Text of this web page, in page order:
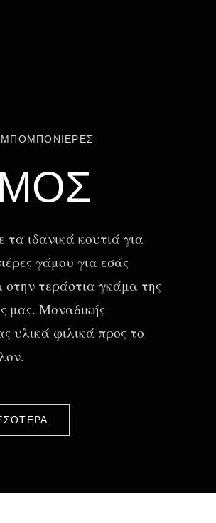
ΜΠΟΜΠΟΝΙΕΡΕΣ
τα ιδανικά κουτιά για
γάμου για εσάς
τεράστια γκάμα της
μας. Μοναδικής
υλικά φιλικά προς το